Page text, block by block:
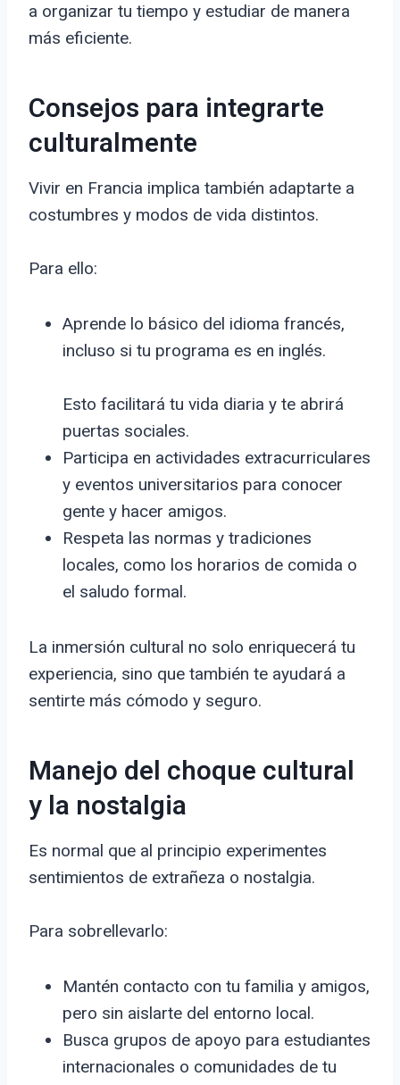
a organizar tu tiempo y estudiar de manera
más eficiente.
Consejos para integrarte
culturalmente
Vivir en Francia implica también adaptarte a
costumbres y modos de vida distintos.
Para ello:
Aprende lo básico del idioma francés,
incluso si tu programa es en inglés.
Esto facilitará tu vida diaria y te abrirá
puertas sociales.
Participa en actividades extracurriculares
y eventos universitarios para conocer
gente y hacer amigos.
Respeta las normas y tradiciones
locales, como los horarios de comida o
el saludo formal.
La inmersión cultural no solo enriquecerá tu
experiencia, sino que también te ayudará a
sentirte más cómodo y seguro.
Manejo del choque cultural
y la nostalgia
Es normal que al principio experimentes
sentimientos de extrañeza o nostalgia.
Para sobrellevarlo:
Mantén contacto con tu familia y amigos,
pero sin aislarte del entorno local.
Busca grupos de apoyo para estudiantes
internacionales o comunidades de tu